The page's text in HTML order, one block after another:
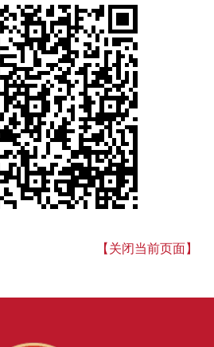
【关闭当前页面】